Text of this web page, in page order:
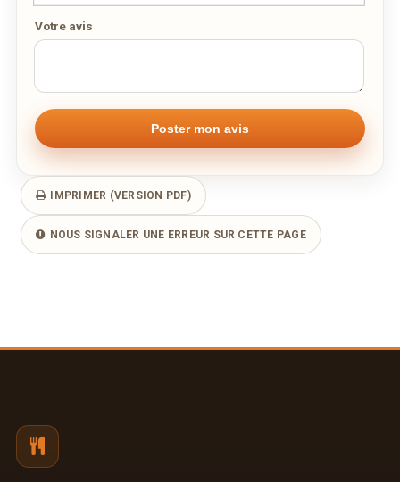
Votre avis
IMPRIMER (VERSION PDF)
NOUS SIGNALER UNE ERREUR SUR CETTE PAGE